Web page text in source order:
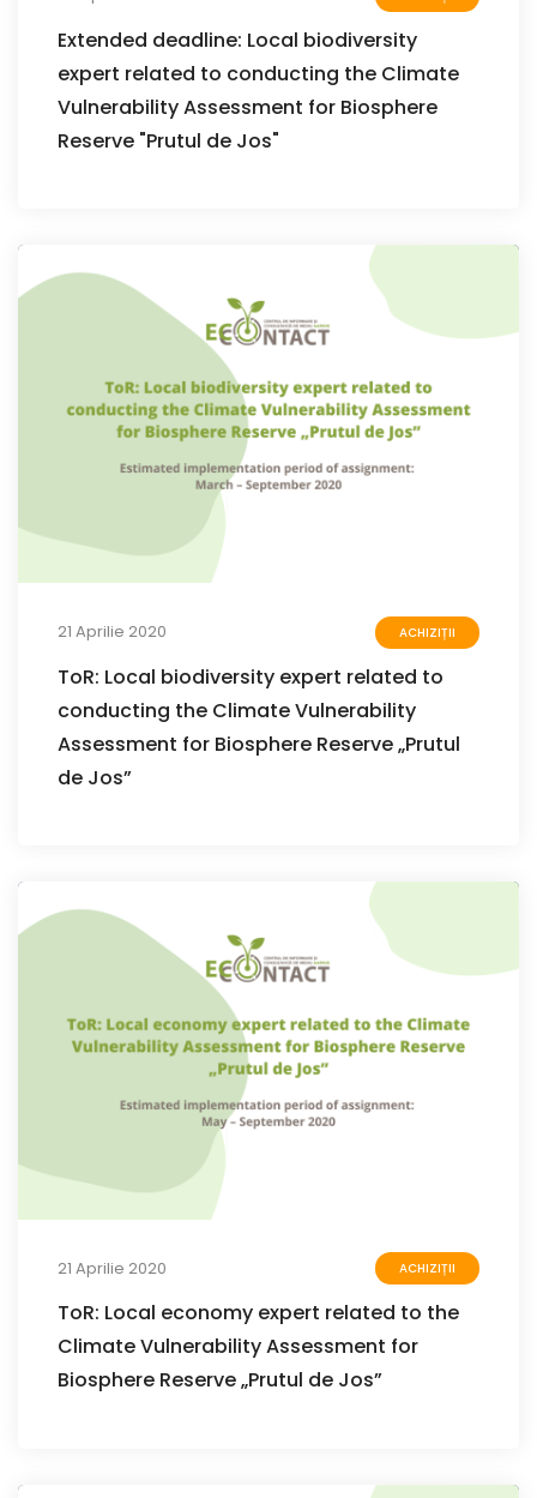
Extended deadline: Local biodiversity
expert related to conducting the Climate
Vulnerability Assessment for Biosphere
Reserve "Prutul de Jos"
21 Aprilie 2020 ACHIZIȚII
ToR: Local biodiversity expert related to
conducting the Climate Vulnerability
Assessment for Biosphere Reserve „Prutul
de Jos”
21 Aprilie 2020 ACHIZIȚII
ToR: Local economy expert related to the
Climate Vulnerability Assessment for
Biosphere Reserve „Prutul de Jos”